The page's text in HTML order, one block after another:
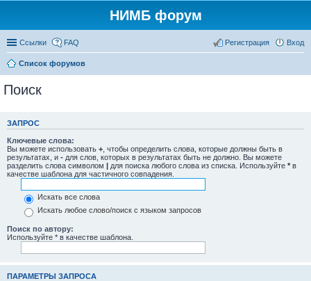
НИМБ форум
Ссылки FAQ Вход
Регистрация
Список форумов
Поиск
ЗАПРОС
Ключевые слова:
Вы можете использовать + , чтобы определить слова, которые должны быть в
результатах, и - для слов, которых в результатах быть не должно. Вы можете
разделить слова символом | для поиска любого слова из списка. Используйте * в
качестве шаблона для частичного совпадения.
Искать все слова
Искать любое слово/поиск с языком запросов
Поиск по автору:
Используйте * в качестве шаблона.
ПАРАМЕТРЫ ЗАПРОСА